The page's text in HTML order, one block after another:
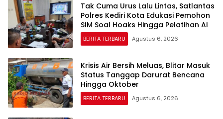
Tak Cuma Urus Lalu Lintas, Satlantas
Polres Kediri Kota Edukasi Pemohon
SIM Soal Hoaks Hingga Pelatihan AI
BERITA TERBARU Agustus 6, 2026
Krisis Air Bersih Meluas, Blitar Masuk
Status Tanggap Darurat Bencana
Hingga Oktober
BERITA TERBARU Agustus 6, 2026